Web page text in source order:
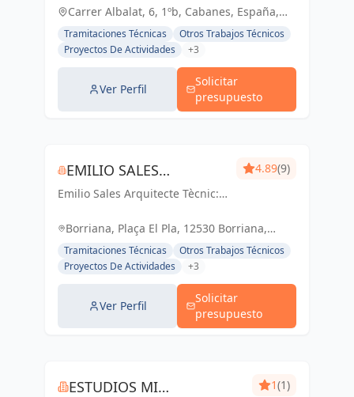
masías y casas rurales.
Carrer Albalat, 6, 1ºb, Cabanes, España,
España
Tramitaciones Técnicas
Otros Trabajos Técnicos
Proyectos De Actividades
+3
Ver Perfil
Solicitar
presupuesto
EMILIO SALES
ARQUITECTE TÉCNIC
Emilio Sales Arquitecte Tècnic:
estéticos para un futuro
inspirador. Tu visión, nuestro
compromiso.
4.89(9)
Borriana, Plaça El Pla, 12530 Borriana,
Castelló, España, España
Tramitaciones Técnicas
Otros Trabajos Técnicos
Proyectos De Actividades
+3
Ver Perfil
Solicitar
presupuesto
ESTUDIOS MI
1(1)